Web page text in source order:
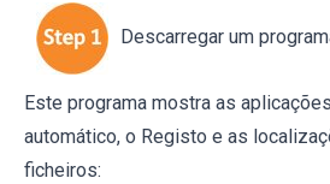
Descarregar um
Este programa mostra as
automático, o Registo e as
ficheiros: